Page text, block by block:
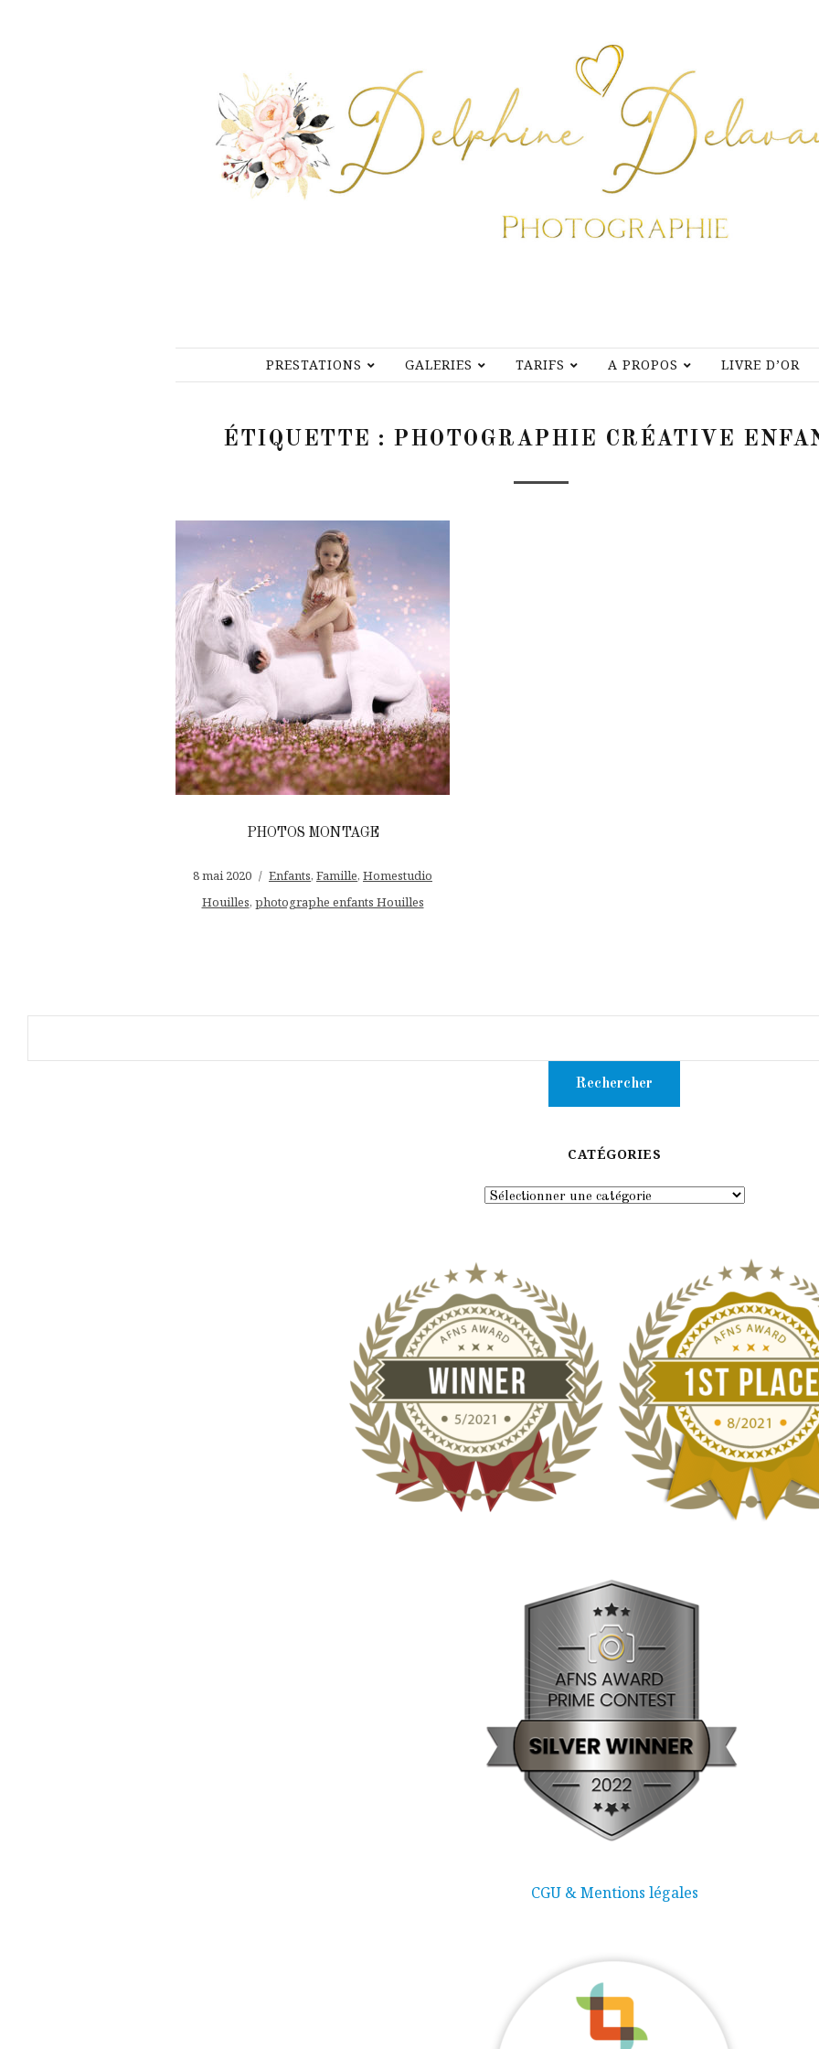
PRESTATIONS GALERIES TARIFS A PROPOS LIVRE D’OR
ÉTIQUETTE : PHOTOGRAPHIE CRÉATIVE
PHOTOS MONTAGE
8 mai 2020 Enfants, Famille, Homestudio
Houilles, photographe enfants Houilles
CATÉGORIES
CGU & Mentions légales